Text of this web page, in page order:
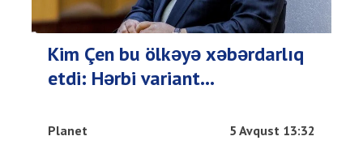
Kim Çen bu ölkəyə xəbərdarlıq
etdi: Hərbi variant…
Planet 5 Avqust 13:32